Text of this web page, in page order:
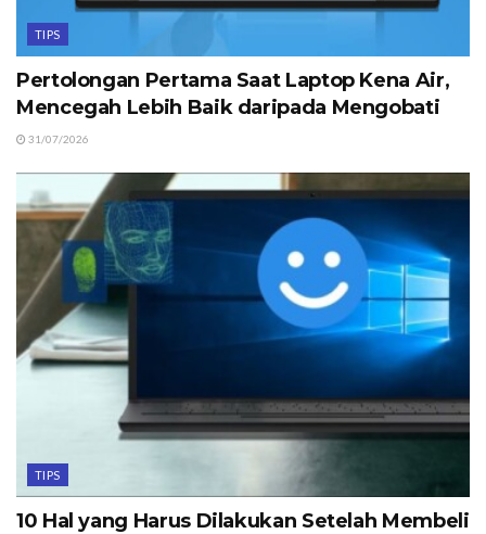
TIPS
Pertolongan Pertama Saat Laptop Kena Air,
Mencegah Lebih Baik daripada Mengobati
31/07/2026
TIPS
10 Hal yang Harus Dilakukan Setelah Membeli